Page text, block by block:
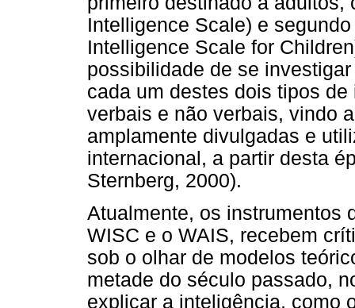
Intelligence Scale) e
Intelligence Scale for
possibilidade de se
cada um destes dois tipos
verbais e não verbais, vindo
amplamente divulgadas e
internacional, a partir desta
Sternberg, 2000).
Atualmente, os instrumentos
WISC e o WAIS, recebem
sob o olhar de modelos
metade do século passado,
explicar a inteligência, como